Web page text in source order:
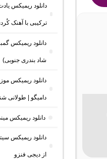
دانلود ریمیکس
ترکیبی با آهنک
شاد بندری جنوبی)
دامیگو | طولانی
دانلود ریمیکس مینی کست 7
دانلود ریمیکس
از دیجی فنزو